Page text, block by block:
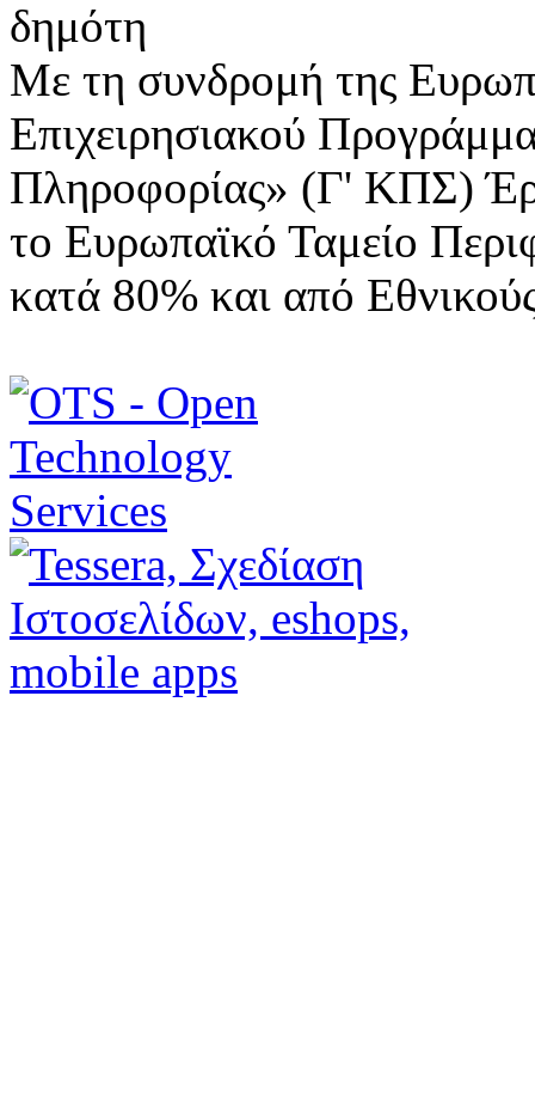
Με τη συνδρομή της
Επιχειρησιακού
Πληροφορίας» (Γ' ΚΠΣ)
το Ευρωπαϊκό Ταμείο
κατά 80% και από